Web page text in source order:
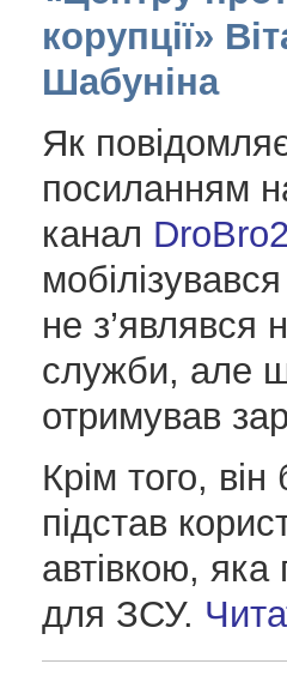
корупції»
Шабуніна
Як
посиланням
канал
не з’являвся
служби, але
отримував
Крім того,
підстав
автівкою, яка
для ЗСУ.